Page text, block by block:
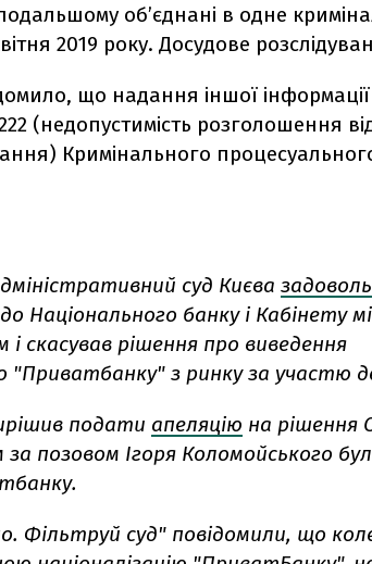
об’єднані в одне
2019 року. Досудове
що надання іншої
(недопустимість розголошення
Кримінального
суд Києва
Національного банку і Кабінету
скасував рішення про виведення
"Приватбанку" з ринку за участю
подати апеляцію на рішення
за позовом Ігоря Коломойського
Фільтруй суд" повідомили, що